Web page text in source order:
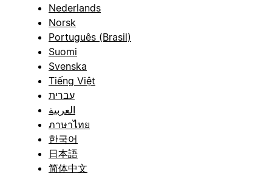
Nederlands
Norsk
Português (Brasil)
Suomi
Svenska
Tiếng Việt
עברית
العربية
ภาษาไทย
한국어
日本語
简体中文